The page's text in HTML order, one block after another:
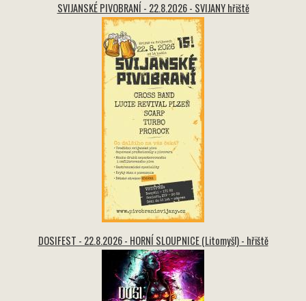
SVIJANSKÉ PIVOBRANÍ - 22.8.2026 - SVIJANY hřiště
DOSIFEST - 22.8.2026 - HORNÍ SLOUPNICE (Litomyšl) - hřiště